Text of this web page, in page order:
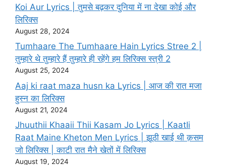
Koi Aur Lyrics | तुमसे बढ़कर दुनिया में ना देखा कोई और
लिरिक्स
August 28, 2024
Tumhaare The Tumhaare Hain Lyrics Stree 2 |
तुम्हारे थे तुम्हारे हैं तुम्हारे ही रहेंगे हम लिरिक्स स्त्री 2
August 25, 2024
Aaj ki raat maza husn ka Lyrics | आज की रात मजा
हुस्न का लिरिक्स
August 21, 2024
Jhuuthii Khaaii Thii Kasam Jo Lyrics | KaatIi
Raat Maine Kheton Men Lyrics | झूठी खाई थी क़सम
जो लिरिक्स | काटी रात मैने खेतों में लिरिक्स
August 19, 2024